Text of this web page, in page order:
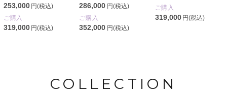
253,000 円(税込)
ご購入
319,000 円(税込)
286,000 円(税込)
ご購入
352,000 円(税込)
ご購入
319,000 円(税込)
COLLECTION